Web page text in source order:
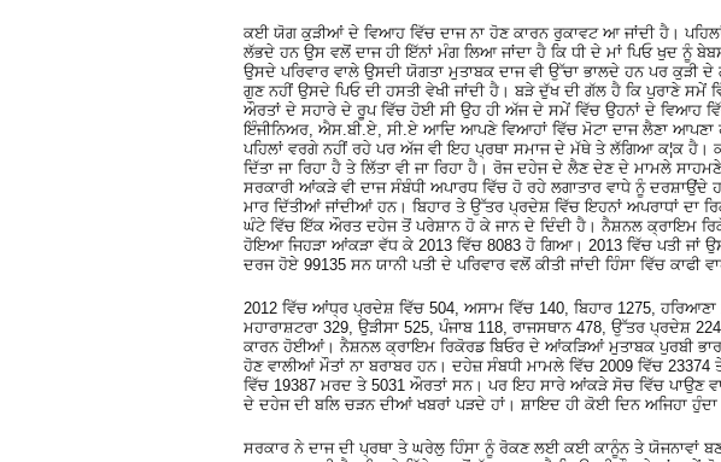
ਕਈ ਯੋਗ ਕੁੜੀਆਂ ਦੇ ਵਿਆਹ ਵਿੱਚ ਦਾਜ ਨਾ ਹੋਣ ਕਾਰਨ ਰੁਕਾਵਟ ਆ ਜਾਂਦੀ ਹੈ। ਪਹਿਲਾਂ
ਲੱਭਦੇ ਹਨ ਉਸ ਵਲੋਂ ਦਾਜ ਹੀ ਇੱਨਾਂ ਮੰਗ ਲਿਆ ਜਾਂਦਾ ਹੈ ਕਿ ਧੀ ਦੇ ਮਾਂ ਪਿਓ ਖੁਦ ਨੂੰ
ਉਸਦੇ ਪਰਿਵਾਰ ਵਾਲੇ ਉਸਦੀ ਯੋਗਤਾ ਮੁਤਾਬਕ ਦਾਜ ਵੀ ਉੱਚਾ ਭਾਲਦੇ ਹਨ ਪਰ ਕੁੜੀ ਦੇ
ਗੁਣ ਨਹੀਂ ਉਸਦੇ ਪਿਓ ਦੀ ਹਸਤੀ ਵੇਖੀ ਜਾਂਦੀ ਹੈ। ਬੜੇ ਦੁੱਖ ਦੀ ਗੱਲ ਹੈ ਕਿ ਪੁਰਾਣੇ
ਔਰਤਾਂ ਦੇ ਸਹਾਰੇ ਦੇ ਰੂਪ ਵਿੱਚ ਹੋਈ ਸੀ ਉਹ ਹੀ ਅੱਜ ਦੇ ਸਮੇਂ ਵਿੱਚ ਉਹਨਾਂ ਦੇ ਵਿਆਹ
ਇੰਜੀਨਿਅਰ, ਐਸ.ਬੀ.ਏ, ਸੀ.ਏ ਆਦਿ ਆਪਣੇ ਵਿਆਹਾਂ ਵਿੱਚ ਮੋਟਾ ਦਾਜ ਲੈਣਾ
ਪਹਿਲਾਂ ਵਰਗੇ ਨਹੀਂ ਰਹੇ ਪਰ ਅੱਜ ਵੀ ਇਹ ਪ੍ਰਥਾ ਸਮਾਜ ਦੇ ਮੱਥੇ ਤੇ ਲੱਗਿਆ ਕ¦ਕ ਹੈ।
ਦਿੱਤਾ ਜਾ ਰਿਹਾ ਹੈ ਤੇ ਲਿੱਤਾ ਵੀ ਜਾ ਰਿਹਾ ਹੈ। ਰੋਜ ਦਹੇਜ ਦੇ ਲੈਣ ਦੇਣ ਦੇ ਮਾਮਲੇ
ਸਰਕਾਰੀ ਆਂਕੜੇ ਵੀ ਦਾਜ ਸੰਬੰਧੀ ਅਪਾਰਧ ਵਿੱਚ ਹੋ ਰਹੇ ਲਗਾਤਾਰ ਵਾਧੇ ਨੂੰ
ਮਾਰ ਦਿੱਤੀਆਂ ਜਾਂਦੀਆਂ ਹਨ। ਬਿਹਾਰ ਤੇ ਉੱਤਰ ਪ੍ਰਦੇਸ਼ ਵਿੱਚ ਇਹਨਾਂ ਅਪਰਾਧਾਂ ਦਾ
ਘੰਟੇ ਵਿੱਚ ਇੱਕ ਔਰਤ ਦਹੇਜ ਤੋਂ ਪਰੇਸ਼ਾਨ ਹੋ ਕੇ ਜਾਨ ਦੇ ਦਿੰਦੀ ਹੈ। ਨੈਸ਼ਨਲ ਕ੍ਰਾਇਮ
ਹੋਇਆ ਜਿਹੜਾ ਆਂਕੜਾ ਵੱਧ ਕੇ 2013 ਵਿੱਚ 8083 ਹੋ ਗਿਆ। 2013 ਵਿੱਚ ਪਤੀ ਜਾਂ
ਦਰਜ ਹੋਏ 99135 ਸਨ ਯਾਨੀ ਪਤੀ ਦੇ ਪਰਿਵਾਰ ਵਲੋਂ ਕੀਤੀ ਜਾਂਦੀ ਹਿੰਸਾ ਵਿੱਚ ਕਾਫੀ
2012 ਵਿੱਚ ਆਂਧ੍ਰ ਪ੍ਰਦੇਸ਼ ਵਿੱਚ 504, ਅਸਾਮ ਵਿੱਚ 140, ਬਿਹਾਰ 1275,
ਮਹਾਰਾਸ਼ਟਰਾ 329, ਉੜੀਸਾ 525, ਪੰਜਾਬ 118, ਰਾਜਸਥਾਨ 478, ਉੱਤਰ ਪ੍ਰਦੇਸ਼
ਕਾਰਨ ਹੋਈਆਂ। ਨੈਸ਼ਨਲ ਕ੍ਰਾਇਮ ਰਿਕੋਰਡ ਬਿਓਰ ਦੇ ਆਂਕੜਿਆਂ ਮੁਤਾਬਕ ਪੁਰਬੀ
ਹੋਣ ਵਾਲੀਆਂ ਮੌਤਾਂ ਨਾ ਬਰਾਬਰ ਹਨ। ਦਹੇਜ਼ ਸੰਬਧੀ ਮਾਮਲੇ ਵਿੱਚ 2009 ਵਿੱਚ
ਵਿੱਚ 19387 ਮਰਦ ਤੇ 5031 ਔਰਤਾਂ ਸਨ। ਪਰ ਇਹ ਸਾਰੇ ਆਂਕੜੇ ਸੋਚ ਵਿੱਚ ਪਾਉਣ
ਦੇ ਦਹੇਜ ਦੀ ਬਲਿ ਚੜਨ ਦੀਆਂ ਖਬਰਾਂ ਪੜਦੇ ਹਾਂ। ਸ਼ਾਇਦ ਹੀ ਕੋਈ ਦਿਨ ਅਜਿਹਾ
ਸਰਕਾਰ ਨੇ ਦਾਜ ਦੀ ਪ੍ਰਥਾ ਤੇ ਘਰੇਲੁ ਹਿੰਸਾ ਨੂੰ ਰੋਕਣ ਲਈ ਕਈ ਕਾਨੂੰਨ ਤੇ ਯੋਜਨਾਵਾਂ